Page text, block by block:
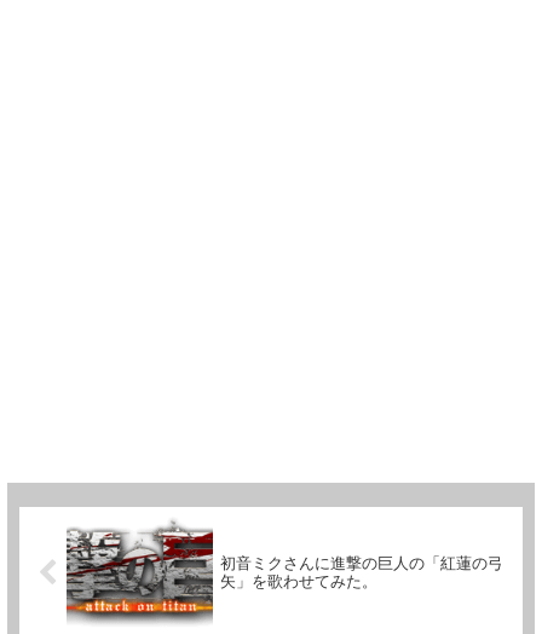
初音ミクさんに進撃の巨人の「紅蓮の弓
矢」を歌わせてみた。